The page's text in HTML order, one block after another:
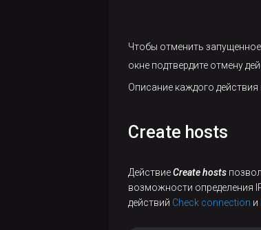
Чтобы отменить
окне подтвердите отмену
Описание каждого действия
Create hosts
ДействиеCreate hosts
возможности определения
действий Check connection и